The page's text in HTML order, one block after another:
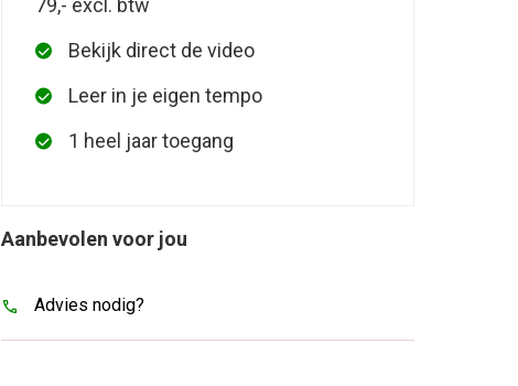
79,- excl. btw
Bekijk direct de video
Leer in je eigen tempo
1 heel jaar toegang
Aanbevolen voor jou
Advies nodig?